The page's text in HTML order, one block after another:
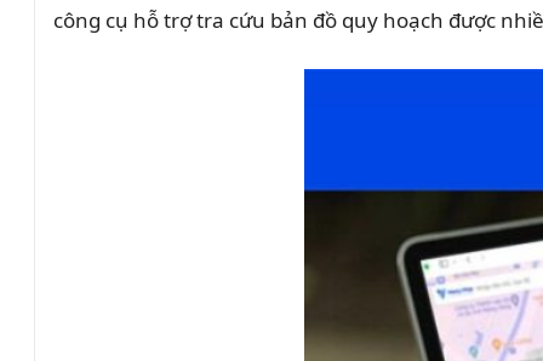
công cụ hỗ trợ tra cứu bản đồ quy hoạch được